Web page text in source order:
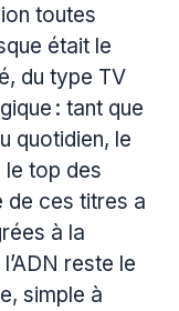
toutes
était le
du type TV
: tant que
quotidien, le
le top des
de ces titres a
à la
reste le
simple à